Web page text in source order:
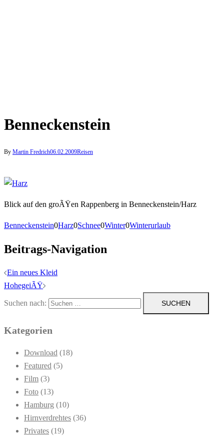
Benneckenstein
By Martin Fredrich06.02.2009Reisen
Blick auf den groÃŸen Rappenberg in Benneckenstein/Harz
Benneckenstein0Harz0Schnee0Winter0Winterurlaub
Beitrags-Navigation
Ein neues Kleid
HohegeiÃŸ
Suchen nach:
Kategorien
Download (18)
Featured (5)
Film (3)
Foto (13)
Hamburg (10)
Hirnverdrehtes (36)
Privates (19)